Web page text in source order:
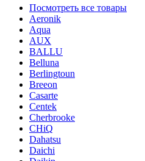
Посмотреть все товары
Aeronik
Aqua
AUX
BALLU
Belluna
Berlingtoun
Breeon
Casarte
Centek
Cherbrooke
CHiQ
Dahatsu
Daichi